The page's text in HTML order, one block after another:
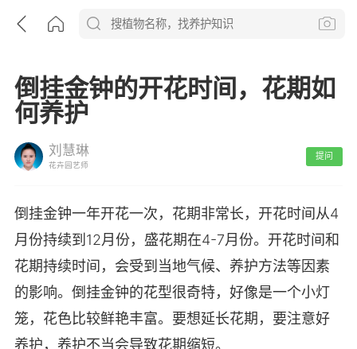
倒挂金钟的开花时间，花期如
何养护
刘慧琳
花卉园艺师
提问
倒挂金钟一年开花一次，花期非常长，开花时间从4
月份持续到12月份，盛花期在4-7月份。开花时间和
花期持续时间，会受到当地气候、养护方法等因素
的影响。倒挂金钟的花型很奇特，好像是一个小灯
笼，花色比较鲜艳丰富。要想延长花期，要注意好
养护，养护不当会导致花期缩短。